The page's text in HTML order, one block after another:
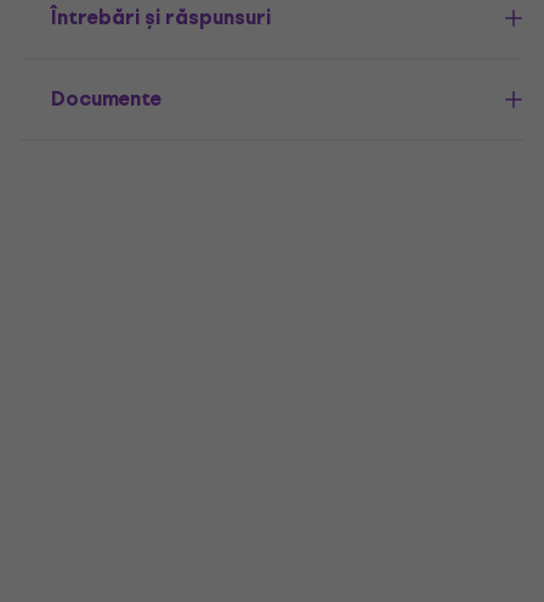
Întrebări și răspunsuri
Documente